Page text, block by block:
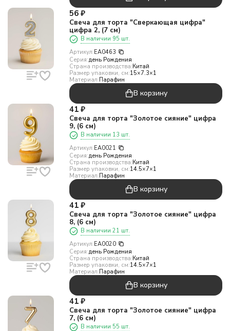
56 ₽
Свеча для торта "Сверкающая цифра"
цифра 2, (7 см)
В наличии 95 шт.
Артикул:EA0463
Серия:день Рождения
Страна производства:Китай
Размер упаковки, см:15×7.3×1
Материал:Парафин
В корзину
41 ₽
Свеча для торта "Золотое сияние" цифра
9, (6 см)
В наличии 13 шт.
Артикул:EA0021
Серия:день Рождения
Страна производства:Китай
Размер упаковки, см:14.5×7×1
Материал:Парафин
В корзину
41 ₽
Свеча для торта "Золотое сияние" цифра
8, (6 см)
В наличии 21 шт.
Артикул:EA0020
Серия:день Рождения
Страна производства:Китай
Размер упаковки, см:14.5×7×1
Материал:Парафин
В корзину
41 ₽
Свеча для торта "Золотое сияние" цифра
7, (6 см)
В наличии 55 шт.